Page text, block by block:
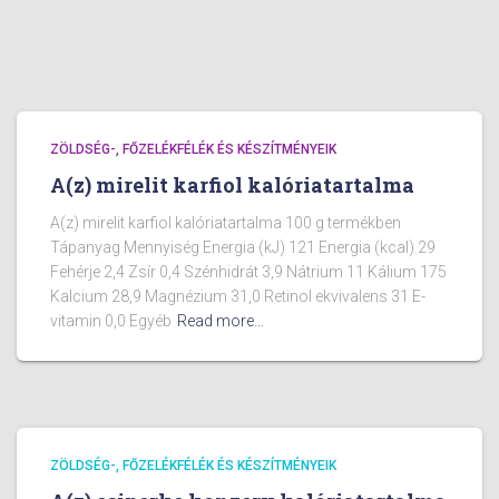
ZÖLDSÉG-, FŐZELÉKFÉLÉK ÉS KÉSZÍTMÉNYEIK
A(z) mirelit karfiol kalóriatartalma
A(z) mirelit karfiol kalóriatartalma 100 g termékben
Tápanyag Mennyiség Energia (kJ) 121 Energia (kcal) 29
Fehérje 2,4 Zsír 0,4 Szénhidrát 3,9 Nátrium 11 Kálium 175
Kalcium 28,9 Magnézium 31,0 Retinol ekvivalens 31 E-
vitamin 0,0 Egyéb Read more…
ZÖLDSÉG-, FŐZELÉKFÉLÉK ÉS KÉSZÍTMÉNYEIK